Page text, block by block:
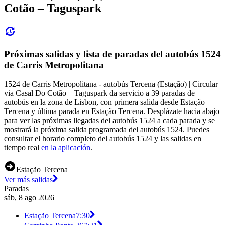
Cotão – Taguspark
Próximas salidas y lista de paradas del autobús 1524
de Carris Metropolitana
1524 de Carris Metropolitana - autobús Tercena (Estação) | Circular
via Casal Do Cotão – Taguspark da servicio a 39 paradas de
autobús en la zona de Lisbon, con primera salida desde Estação
Tercena y última parada en Estação Tercena. Desplázate hacia abajo
para ver las próximas llegadas del autobús 1524 a cada parada y se
mostrará la próxima salida programada del autobús 1524. Puedes
consultar el horario completo del autobús 1524 y las salidas en
tiempo real en la aplicación.
Estação Tercena
Ver más salidas
Paradas
sáb, 8 ago 2026
Estação Tercena7:30